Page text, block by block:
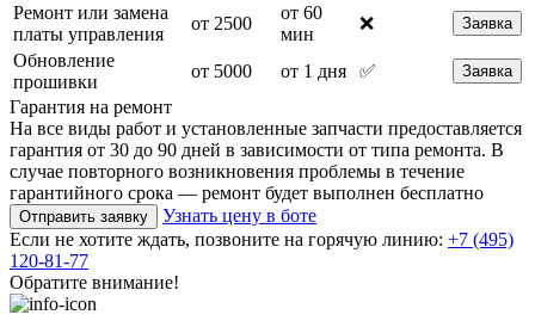
Ремонт или замена
платы управления
от 2500
от 60
мин
❌ Заявка
Обновление
прошивки
от 5000 от 1 дня ✅ Заявка
Гарантия на ремонт
На все виды работ и установленные запчасти предоставляется
гарантия от 30 до 90 дней в зависимости от типа ремонта. В
случае повторного возникновения проблемы в течение
гарантийного срока — ремонт будет выполнен бесплатно
Отправить заявку
Узнать цену в боте
Если не хотите ждать, позвоните на горячую линию: +7 (495)
120-81-77
Обратите внимание!